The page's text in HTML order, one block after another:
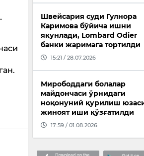
Швейсария суди Гулнора
Каримова бўйича ишни
якунлади, Lombard Odier
банки жаримага тортилди
15:21 / 28.07.2026
Мирободдаги болалар
майдончаси ўрнидаги
ноқонуний қурилиш
жиноят иши қўзғатилди
17:59 / 01.08.2026